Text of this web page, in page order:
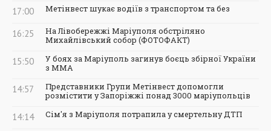
17:00 Метінвест шукає водіїв з транспортом та без
16:25
На Лівобережжі Маріуполя обстріляно
Михайлівський собор (ФОТОФАКТ)
15:50
У боях за Маріуполь загинув боєць збірної України
з ММА
14:57
Представники Групи Метінвест допомогли
розмістити у Запоріжжі понад 3000 маріупольців
14:14 Сім'я з Маріуполя потрапила у смертельну ДТП